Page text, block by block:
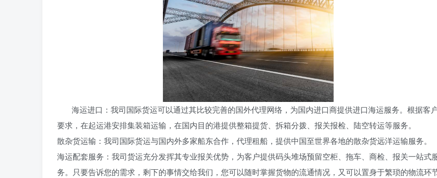
海运进口：我司国际货运可以通过其比较完善的国外代理网络，为国内进口商提供进口海运服务。根据客
要求，在起运港安排集装箱运输，在国内目的港提供整箱提货、拆箱分拨、报关报检、陆空转运等服务。
散杂货运输：我司国际货运与国内外多家船东合作，代理租船，提供中国至世界各地的散杂货远洋运输服务。
海运配套服务：我司货运充分发挥其专业报关优势，为客户提供码头堆场预留空柜、拖车、商检、报关一站式
务。只要告诉您的需求，剩下的事情交给我们，您可以随时掌握货物的流通情况，又可以置身于繁琐的物流环